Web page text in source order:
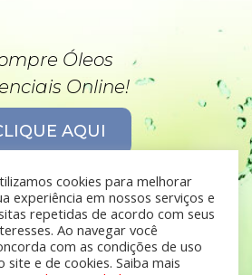
Óleos
Online!
AQUI
cookies para melhorar
experiência em nossos serviços e
repetidas de acordo com seus
Ao navegar você
com as condições de uso
site e de cookies. Saiba mais